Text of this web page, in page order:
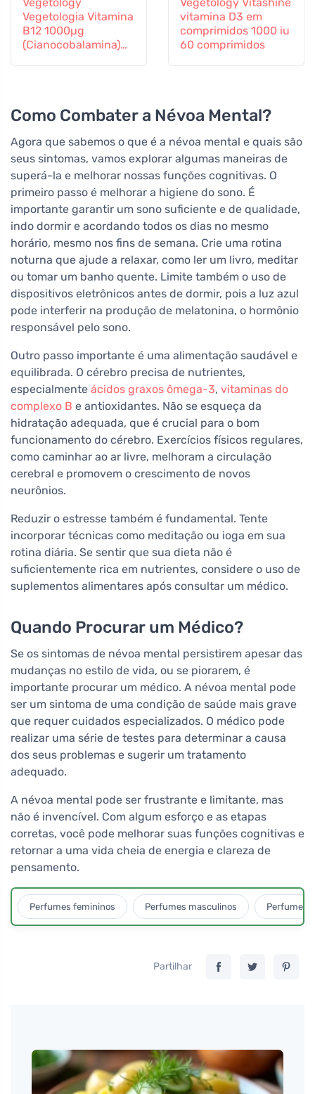
Vegetologia Vitamina
B12 1000µg
(Cianocobalamina)
vitamina D3 em
comprimidos 1000 iu
60 comprimidos
Como Combater a Névoa Mental?
Agora que sabemos o que é a névoa mental e quais são
seus sintomas, vamos explorar algumas maneiras de
superá-la e melhorar nossas funções cognitivas. O
primeiro passo é melhorar a higiene do sono. É
importante garantir um sono suficiente e de qualidade,
indo dormir e acordando todos os dias no mesmo
horário, mesmo nos fins de semana. Crie uma rotina
noturna que ajude a relaxar, como ler um livro, meditar
ou tomar um banho quente. Limite também o uso de
dispositivos eletrônicos antes de dormir, pois a luz azul
pode interferir na produção de melatonina, o hormônio
responsável pelo sono.
Outro passo importante é uma alimentação saudável e
equilibrada. O cérebro precisa de nutrientes,
especialmente ácidos graxos ômega-3, vitaminas do
complexo B e antioxidantes. Não se esqueça da
hidratação adequada, que é crucial para o bom
funcionamento do cérebro. Exercícios físicos regulares,
como caminhar ao ar livre, melhoram a circulação
cerebral e promovem o crescimento de novos
neurônios.
Reduzir o estresse também é fundamental. Tente
incorporar técnicas como meditação ou ioga em sua
rotina diária. Se sentir que sua dieta não é
suficientemente rica em nutrientes, considere o uso de
suplementos alimentares após consultar um médico.
Quando Procurar um Médico?
Se os sintomas de névoa mental persistirem apesar das
mudanças no estilo de vida, ou se piorarem, é
importante procurar um médico. A névoa mental pode
ser um sintoma de uma condição de saúde mais grave
que requer cuidados especializados. O médico pode
realizar uma série de testes para determinar a causa
dos seus problemas e sugerir um tratamento
adequado.
A névoa mental pode ser frustrante e limitante, mas
não é invencível. Com algum esforço e as etapas
corretas, você pode melhorar suas funções cognitivas e
retornar a uma vida cheia de energia e clareza de
pensamento.
Perfumes femininos Perfumes masculinos Perfumes
Partilhar